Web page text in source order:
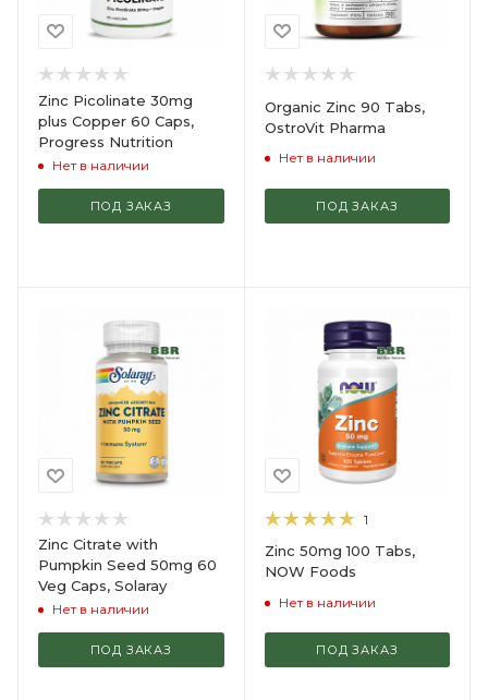
Zinc Picolinate 30mg
plus Copper 60 Caps,
Progress Nutrition
Нет в наличии
ПОД ЗАКАЗ
Organic Zinc 90 Tabs,
OstroVit Pharma
Нет в наличии
ПОД ЗАКАЗ
Zinc Citrate with
Pumpkin Seed 50mg 60
Veg Caps, Solaray
Нет в наличии
ПОД ЗАКАЗ
1
Zinc 50mg 100 Tabs,
NOW Foods
Нет в наличии
ПОД ЗАКАЗ